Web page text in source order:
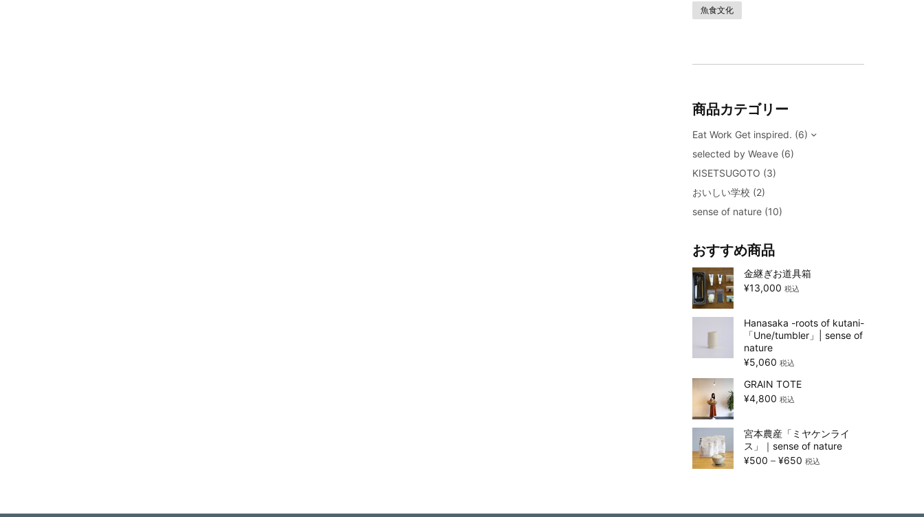
魚食文化
商品カテゴリー
Eat Work Get inspired. (6)
selected by Weave (6)
KISETSUGOTO (3)
おいしい学校 (2)
sense of nature (10)
おすすめ商品
金継ぎお道具箱
¥13,000 税込
Hanasaka -roots of kutani-
「Une/tumbler」| sense of
nature
¥5,060 税込
GRAIN TOTE
¥4,800 税込
宮本農産「ミヤケンライ
ス」｜sense of nature
¥500 – ¥650 税込